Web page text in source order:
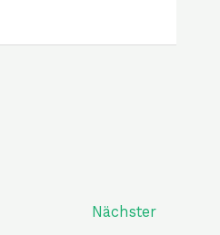
Nächster